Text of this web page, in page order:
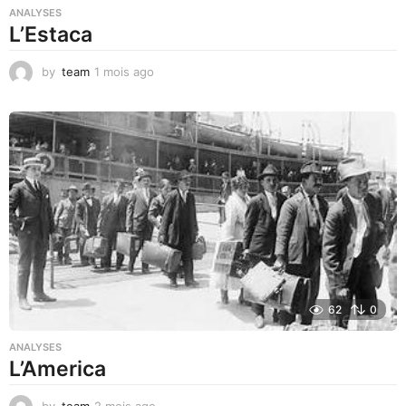
ANALYSES
L’Estaca
by team 1 mois ago
i
s
g
o
62 0
ANALYSES
L’America